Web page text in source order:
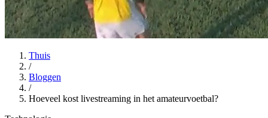
Thuis
/
Bloggen
/
Hoeveel kost livestreaming in het amateurvoetbal?